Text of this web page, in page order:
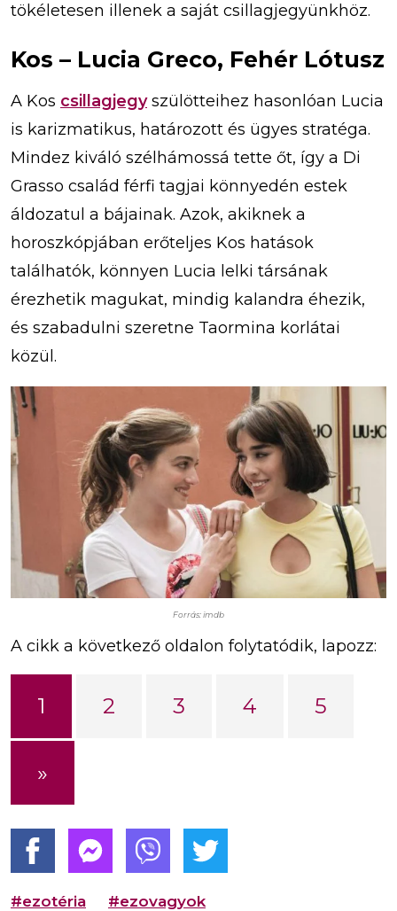
tökéletesen illenek a saját csillagjegyünkhöz.
Kos – Lucia Greco, Fehér Lótusz
A Kos csillagjegyszülötteihez hasonlóan Lucia
is karizmatikus, határozott és ügyes stratéga.
Mindez kiváló szélhámossá tette őt, így a Di
Grasso család férfi tagjai könnyedén estek
áldozatul a bájainak. Azok, akiknek a
horoszkópjában erőteljes Kos hatások
találhatók, könnyen Lucia lelki társának
érezhetik magukat, mindig kalandra éhezik,
és szabadulni szeretne Taormina korlátai
közül.
Forrás: imdb
A cikk a következő oldalon folytatódik, lapozz:
1 2 3 4 5
»
#ezotéria #ezovagyok